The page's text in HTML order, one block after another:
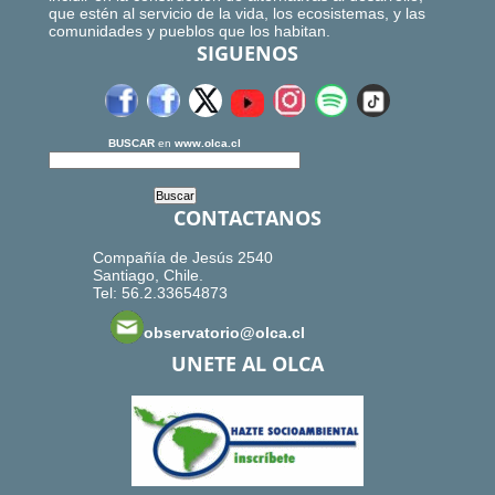
que estén al servicio de la vida, los ecosistemas, y las
comunidades y pueblos que los habitan.
SIGUENOS
BUSCAR en www.olca.cl
CONTACTANOS
Compañía de Jesús 2540
Santiago, Chile.
Tel: 56.2.33654873
observatorio@olca.cl
UNETE AL OLCA